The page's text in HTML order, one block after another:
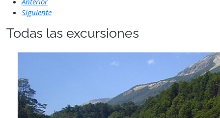
Siguiente
Todas las excursiones